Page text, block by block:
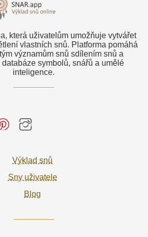
která uživatelům umožňuje vytvářet
vlastních snů. Platforma pomáhá
významům snů sdílením snů a
symbolů, snářů a umělé
inteligence.
Výklad snů
Sny uživatele
Blog